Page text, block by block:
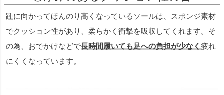
踵に向かってほんのり高くなっているソールは、スポンジ素材
でクッション性があり、柔らかく衝撃を吸収してくれます。そ
の為、おでかけなどで長時間履いても足への負担が少なく疲れ
にくくなっています。